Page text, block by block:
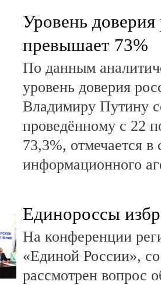
Уровень
превышает 73%
По данным
уровень доверия
Владимиру Путину
проведённому с 22
73,3%, отмечается
информационного
Единороссы
На конференции
«Единой России»,
рассмотрен вопрос